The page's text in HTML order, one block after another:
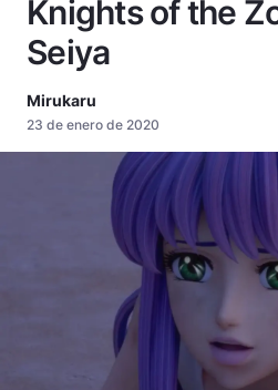
Knights of the
Seiya
Mirukaru
23 de enero de 2020